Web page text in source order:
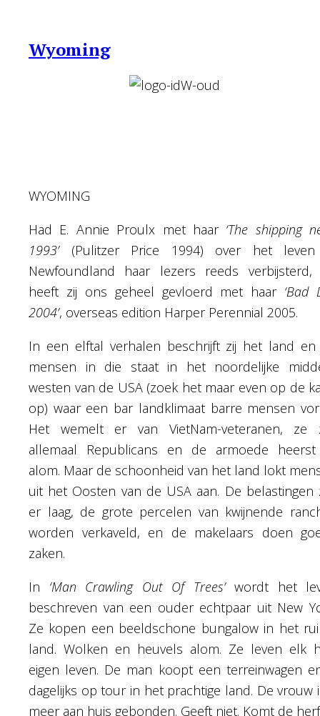
Wyoming
WYOMING
Had E. Annie Proulx met haar ‘The shipping
1993’(Pulitzer Price 1994) over het
Newfoundland haar lezers reeds verbijsterd,
heeft zij ons geheel gevloerd met haar ‘Bad
2004’, overseas edition Harper Perennial 2005.
In een elftal verhalen beschrijft zij het land
mensen in die staat in het noordelijke
westen van de USA (zoek het maar even op de
op) waar een bar landklimaat barre mensen
Het wemelt er van VietNam-veteranen, ze
allemaal Republicans en de armoede
alom. Maar de schoonheid van het land lokt
uit het Oosten van de USA aan. De belastingen
er laag, de grote percelen van kwijnende
worden verkaveld, en de makelaars doen
zaken.
In ‘Man Crawling Out Of Trees’wordt het
beschreven van een ouder echtpaar uit New
Ze kopen een beeldschone bungalow in het
land. Wolken en heuvels alom. Ze leven elk
eigen leven. De man koopt een terreinwagen
dagelijks op tour in het prachtige land. De vrouw
meer aan huis gebonden. Geeft niet. Komt de